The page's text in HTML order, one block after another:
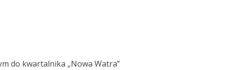
do kwartalnika „Nowa Watra”